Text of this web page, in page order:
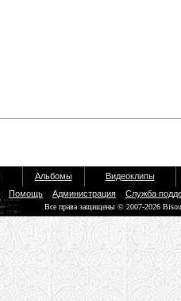
Альбомы
Видеоклипы
Помощь Администрация Служба
Все права защищены © 2007-2026